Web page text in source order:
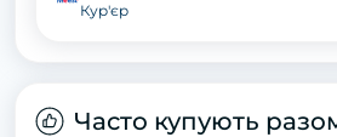
Кур'єр
Часто купують